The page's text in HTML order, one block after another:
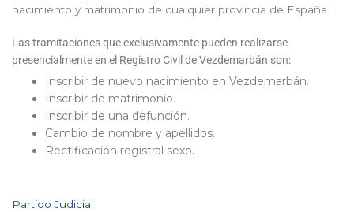
nacimiento y matrimonio de cualquier provincia de España.
Las tramitaciones que exclusivamente pueden realizarse
presencialmente en el Registro Civil de Vezdemarbán son:
Inscribir de nuevo nacimiento en Vezdemarbán.
Inscribir de matrimonio.
Inscribir de una defunción.
Cambio de nombre y apellidos.
Rectificación registral sexo.
Partido Judicial